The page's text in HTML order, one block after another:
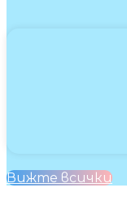
Вижте всички